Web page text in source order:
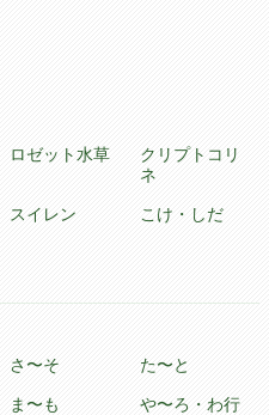
ロゼット水草
クリプトコリ
ネ
スイレン こけ・しだ
さ〜そ た〜と
ま〜も や〜ろ・わ行